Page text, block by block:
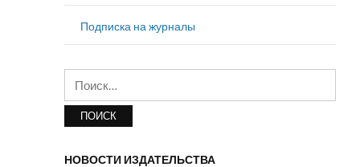
Подписка на журналы
НОВОСТИ ИЗДАТЕЛЬСТВА